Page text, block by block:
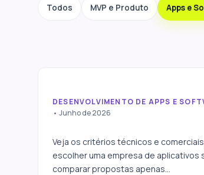
Todos MVP e Produto Apps e
Como escolher
seu aplicativo
DESENVOLVIMENTO DE APPS E
• Junho de 2026
Veja os critérios técnicos e
escolher uma empresa de aplicativos
comparar propostas apenas...